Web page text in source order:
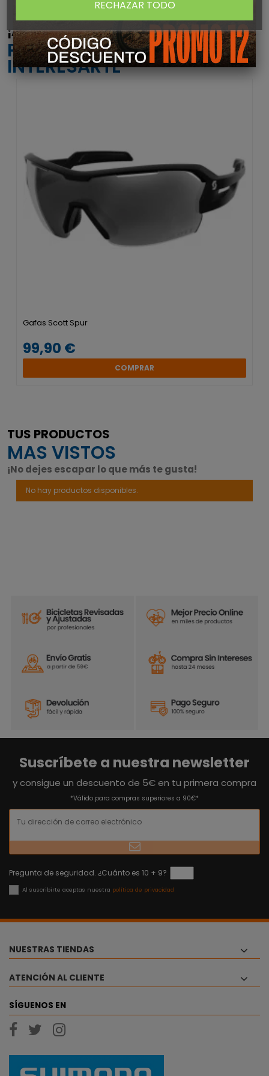
¡ATENTO! AQUÍ TE DEJAMOS ALGUNOS
PRODUCTOS QUE PODRÍAN
INTERESARTE
Gafas Scott Spur
99,90 €
COMPRAR
TUS PRODUCTOS
MAS VISTOS
¡No dejes escapar lo que más te gusta!
No hay productos disponibles.
Suscríbete a nuestra newsletter
y consigue un descuento de 5€ en tu primera compra
*Válido para compras superiores a 90€*
Pregunta de seguridad. ¿Cuánto es 10 + 9?
Al suscribirte aceptas nuestra política de privacidad
NUESTRAS TIENDAS
ATENCIÓN AL CLIENTE
SÍGUENOS EN
RECHAZAR TODO